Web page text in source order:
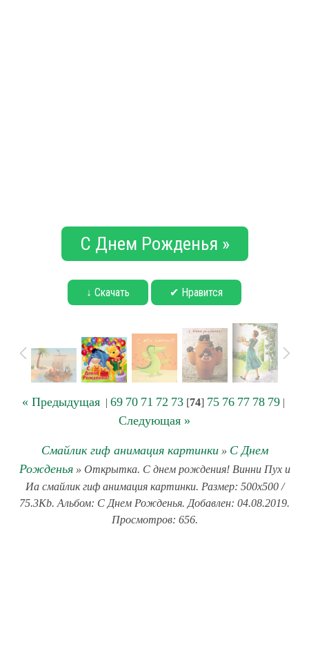
С Днем Рожденья »
↓ Скачать ✔ Нравится
« Предыдущая| 69 70 71 72 73[74] 75 76 77 78 79|
Следующая »
Смайлик гиф анимация картинки» С Днем
Рожденья» Открытка. С днем рождения! Винни Пух и
Иа смайлик гиф анимация картинки. Размер: 500x500 /
75.3Kb. Альбом: С Днем Рожденья. Добавлен: 04.08.2019.
Просмотров: 656.